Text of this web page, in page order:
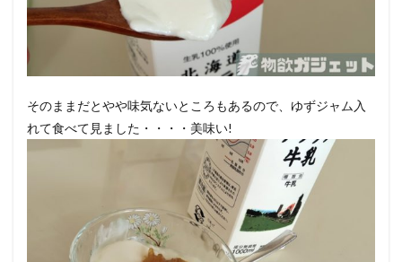
そのままだとやや味気ないところもあるので、ゆずジャム入
れて食べて見ました・・・・美味い!